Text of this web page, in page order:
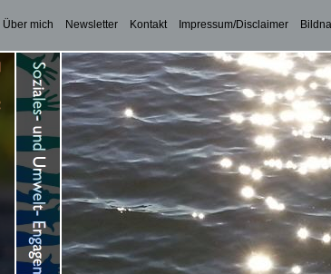
Über mich Newsletter Kontakt Impressum/Disclaimer